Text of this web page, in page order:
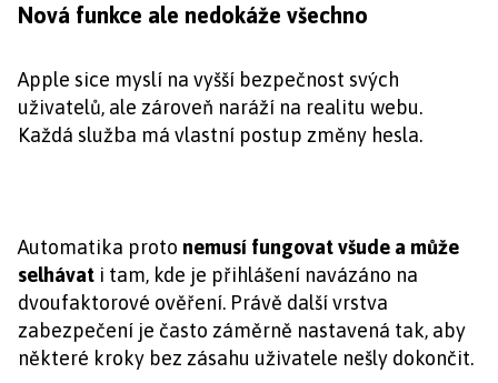
Nová funkce ale nedokáže všechno
Apple sice myslí na vyšší bezpečnost svých
uživatelů, ale zároveň naráží na realitu webu.
Každá služba má vlastní postup změny hesla.
Automatika proto nemusí fungovat všude a může
selhávat i tam, kde je přihlášení navázáno na
dvoufaktorové ověření. Právě další vrstva
zabezpečení je často záměrně nastavená tak, aby
některé kroky bez zásahu uživatele nešly dokončit.